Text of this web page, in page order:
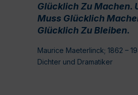
Glücklich Zu Machen.
Muss Glücklich
Glücklich Zu Bleiben.
Maurice Maeterlinck; 1862 –
Dichter und Dramatiker